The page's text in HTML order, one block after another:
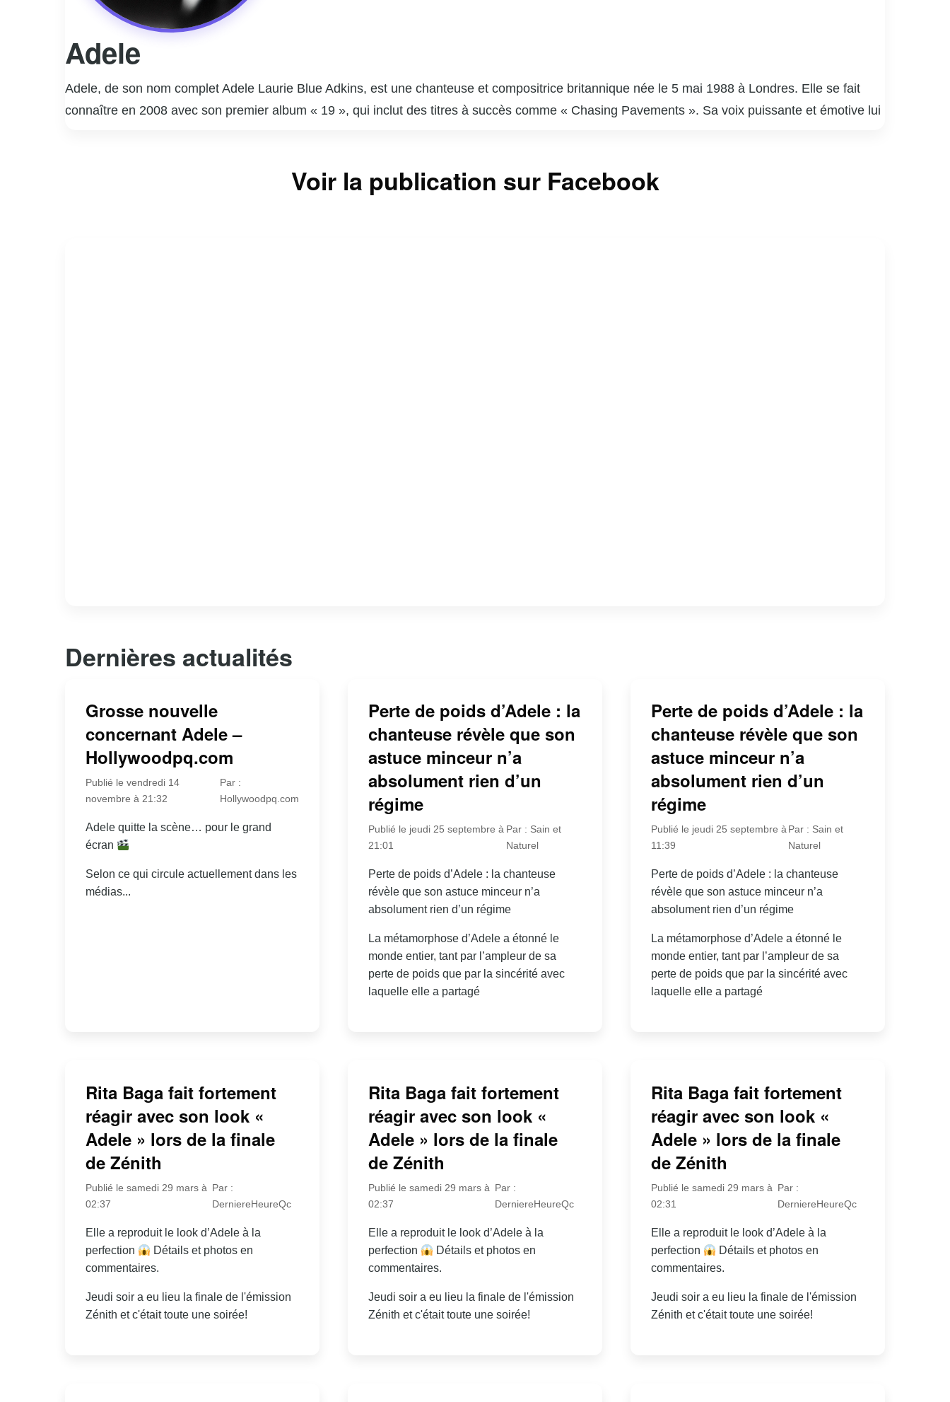
Adele
Adele, de son nom complet Adele Laurie Blue Adkins, est une chanteuse et compositrice britannique née le 5 mai 1988 à Londres. Elle se fait
connaître en 2008 avec son premier album « 19 », qui inclut des titres à succès comme « Chasing Pavements ». Sa voix puissante et émotive lui
Awards. Adele continue de séduire le public avec son troisième album, « 25 », sorti en 2015, porté par le single « Hello ». Elle est reconnue pour
sa capacité à transmettre des émotions profondes à travers ses chansons, souvent inspirées par ses expériences personnelles. Adele est
Voir la publication sur Facebook
Dernières actualités
Grosse nouvelle
concernant Adele –
Hollywoodpq.com
Publié le vendredi 14
novembre à 21:32
Par :
Hollywoodpq.com
Adele quitte la scène… pour le grand
écran
Selon ce qui circule actuellement dans les
médias...
Perte de poids d’Adele : la
chanteuse révèle que son
astuce minceur n’a
absolument rien d’un
régime
Publié le jeudi 25 septembre à
21:01
Par : Sain et
Naturel
Perte de poids d’Adele : la chanteuse
révèle que son astuce minceur n’a
absolument rien d’un régime
La métamorphose d’Adele a étonné le
monde entier, tant par l’ampleur de sa
perte de poids que par la sincérité avec
laquelle elle a partagé
Perte de poids d’Adele : la
chanteuse révèle que son
astuce minceur n’a
absolument rien d’un
régime
Publié le jeudi 25 septembre à
11:39
Par : Sain et
Naturel
Perte de poids d’Adele : la chanteuse
révèle que son astuce minceur n’a
absolument rien d’un régime
La métamorphose d’Adele a étonné le
monde entier, tant par l’ampleur de sa
perte de poids que par la sincérité avec
laquelle elle a partagé
Rita Baga fait fortement
réagir avec son look «
Adele » lors de la finale
de Zénith
Publié le samedi 29 mars à
02:37
Par :
DerniereHeureQc
Elle a reproduit le look d’Adele à la
perfection
Détails et photos en
commentaires.
Jeudi soir a eu lieu la finale de l'émission
Zénith et c'était toute une soirée!
Rita Baga fait fortement
réagir avec son look «
Adele » lors de la finale
de Zénith
Publié le samedi 29 mars à
02:37
Par :
DerniereHeureQc
Elle a reproduit le look d’Adele à la
perfection
Détails et photos en
commentaires.
Jeudi soir a eu lieu la finale de l'émission
Zénith et c'était toute une soirée!
Rita Baga fait fortement
réagir avec son look «
Adele » lors de la finale
de Zénith
Publié le samedi 29 mars à
02:31
Par :
DerniereHeureQc
Elle a reproduit le look d’Adele à la
perfection
Détails et photos en
commentaires.
Jeudi soir a eu lieu la finale de l'émission
Zénith et c'était toute une soirée!